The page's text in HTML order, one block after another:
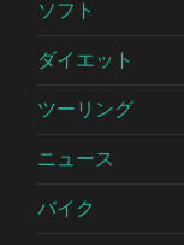
ソフト
ダイエット
ツーリング
ニュース
バイク